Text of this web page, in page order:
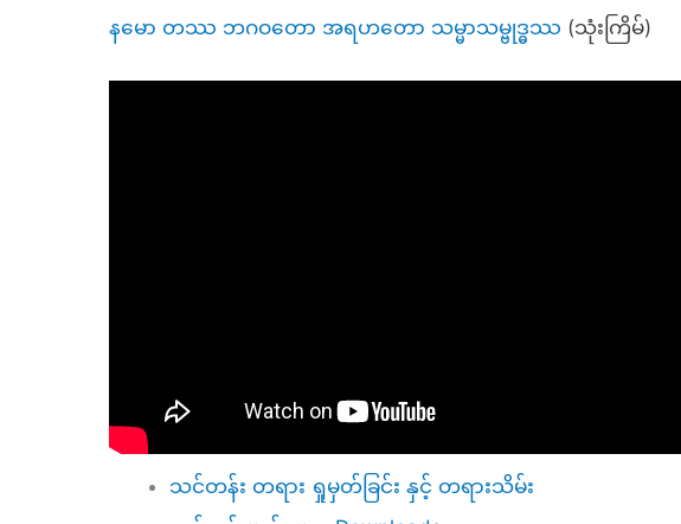
နမော တဿ ဘဂဝတော အရဟတော သမ္မာသမ္ဗုဒ္ဓဿ (သုံးကြိမ်)
သင်တန်း တရား ရှုမှတ်ခြင်း နှင့် တရားသိမ်း